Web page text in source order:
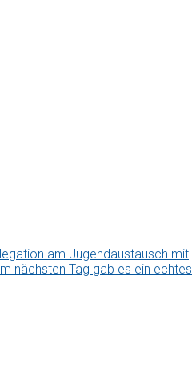
am Jugendaustausch mit
nächsten Tag gab es ein echtes